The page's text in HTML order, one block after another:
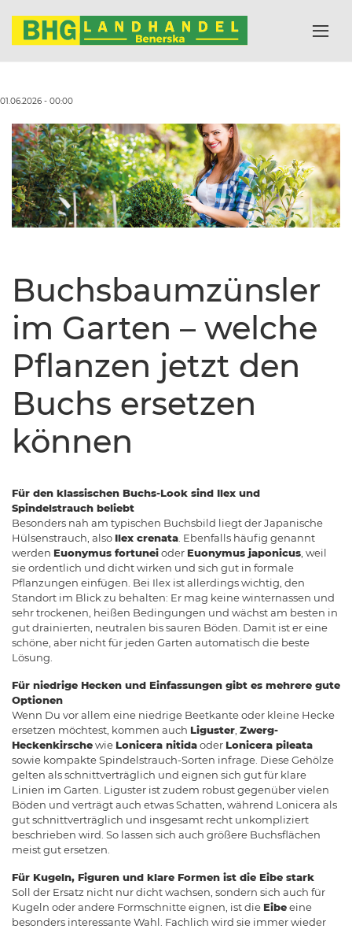
01.06.2026 - 00:00
Buchsbaumzünsler
im Garten – welche
Pflanzen jetzt den
Buchs ersetzen
können
Für den klassischen Buchs-Look sind Ilex und
Spindelstrauch beliebt
Besonders nah am typischen Buchsbild liegt der Japanische
Hülsenstrauch, also Ilex crenata . Ebenfalls häufig genannt
werden Euonymus fortuneioder Euonymus japonicus , weil
sie ordentlich und dicht wirken und sich gut in formale
Pflanzungen einfügen. Bei Ilex ist allerdings wichtig, den
Standort im Blick zu behalten: Er mag keine winter­nassen und
sehr trockenen, heißen Bedingungen und wächst am besten in
gut drainierten, neutralen bis sauren Böden. Damit ist er eine
schöne, aber nicht für jeden Garten automatisch die beste
Lösung.
Für niedrige Hecken und Einfassungen gibt es mehrere gute
Optionen
Wenn Du vor allem eine niedrige Beetkante oder kleine Hecke
ersetzen möchtest, kommen auch Liguster Zwerg-
Heckenkirschewie Lonicera nitidaoder Lonicera pileata
sowie kompakte Spindelstrauch-Sorten infrage. Diese Gehölze
gelten als schnittverträglich und eignen sich gut für klare
Linien im Garten. Liguster ist zudem robust gegenüber vielen
Böden und verträgt auch etwas Schatten, während Lonicera als
gut schnittverträglich und insgesamt recht unkompliziert
beschrieben wird. So lassen sich auch größere Buchsflächen
meist gut ersetzen.
Für Kugeln, Figuren und klare Formen ist die Eibe stark
Soll der Ersatz nicht nur dicht wachsen, sondern sich auch für
Kugeln oder andere Formschnitte eignen, ist die Eibeeine
besonders interessante Wahl. Fachlich wird sie immer wieder